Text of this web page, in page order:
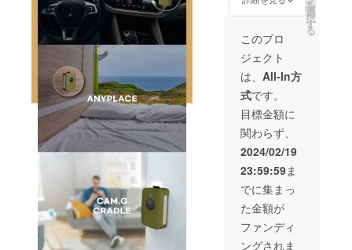
予定価
17,600
円(税込)
の製品
を
10％OF
Fでご提
供いた
しま
送料込
みの価
格で
す。
レード
品構成
・専用
マウン
ト
Cam.G
クレー
ドル 1
個 ・
キャン
プ警報
器
Cam.G
Field
1台※カ
ラーは
カモと
なりま
す。 一
を
選
択
す
る
このプロ
ジェクト
は、 All-In方
式です。
目標金額に
関わらず、
2024/02/19
23:59:59ま
でに集まっ
た金額が
ファンディ
ングされま